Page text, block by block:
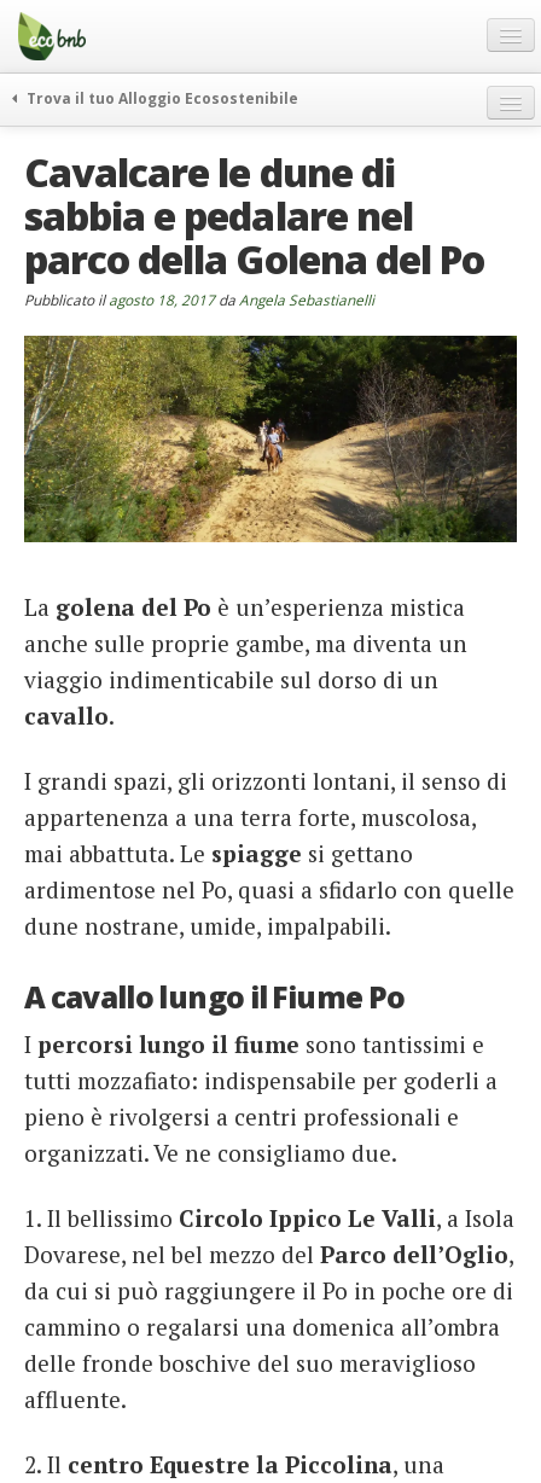
Menu
Salta
contenuto
Offerte Speciali
Regali
FAQ
Chi Siamo
Partner
Contatti
Italiano
German
English
Spanish
Italiano
Trova il tuo Alloggio Ecosostenibile
itinerari
curiosità
vivere e viaggiare verde
news ed eventi
rassegna stampa
Cavalcare le dune di
sabbia e pedalare nel
parco della Golena del Po
Pubblicato ilagosto 18, 2017da Angela Sebastianelli
La golena del Po è un’esperienza mistica
anche sulle proprie gambe, ma diventa un
viaggio indimenticabile sul dorso di un
cavallo.
I grandi spazi, gli orizzonti lontani, il senso di
appartenenza a una terra forte, muscolosa,
mai abbattuta. Le spiagge si gettano
ardimentose nel Po, quasi a sfidarlo con quelle
dune nostrane, umide, impalpabili.
A cavallo lungo il Fiume Po
I percorsi lungo il fiume sono tantissimi e
tutti mozzafiato: indispensabile per goderli a
pieno è rivolgersi a centri professionali e
organizzati. Ve ne consigliamo due.
1. Il bellissimo Circolo Ippico Le Valli, a Isola
Dovarese, nel bel mezzo del Parco dell’Oglio,
da cui si può raggiungere il Po in poche ore di
cammino o regalarsi una domenica all’ombra
delle fronde boschive del suo meraviglioso
affluente.
2. Il centro Equestre la Piccolina, una